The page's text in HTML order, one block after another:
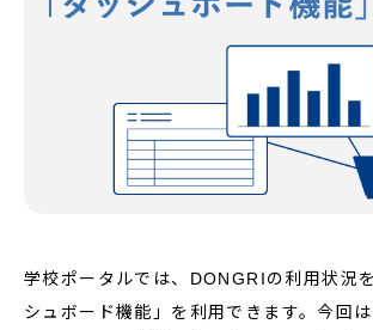
学校ポータルでは、DONGRIの利用状況
シュボード機能」を利用できます。今回